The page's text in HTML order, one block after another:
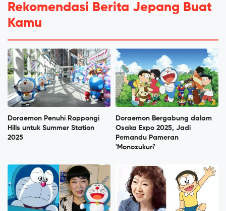
Rekomendasi Berita Jepang Buat
Kamu
Doraemon Penuhi Roppongi
Hills untuk Summer Station
2025
Doraemon Bergabung dalam
Osaka Expo 2025, Jadi
Pemandu Pameran
'Monozukuri'